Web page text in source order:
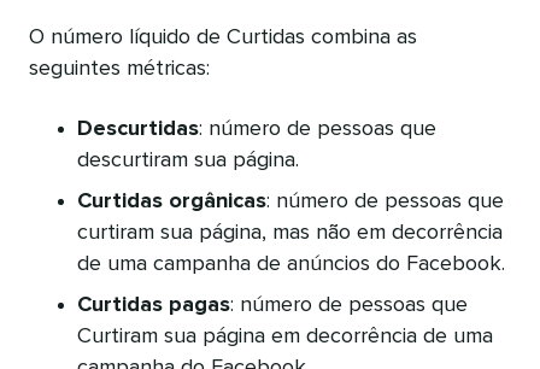
O número líquido de Curtidas combina as
seguintes métricas:
Descurtidas: número de pessoas que
descurtiram sua página.
Curtidas orgânicas: número de pessoas que
curtiram sua página, mas não em decorrência
de uma campanha de anúncios do Facebook.
Curtidas pagas: número de pessoas que
Curtiram sua página em decorrência de uma